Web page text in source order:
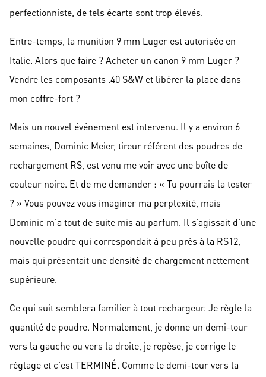
perfectionniste, de tels écarts sont trop élevés.
Entre-temps, la munition 9 mm Luger est autorisée en
Italie. Alors que faire ? Acheter un canon 9 mm Luger ?
Vendre les composants .40 S&W et libérer la place dans
mon coffre-fort ?
Mais un nouvel événement est intervenu. Il y a environ 6
semaines, Dominic Meier, tireur référent des poudres de
rechargement RS, est venu me voir avec une boîte de
couleur noire. Et de me demander : « Tu pourrais la tester
? » Vous pouvez vous imaginer ma perplexité, mais
Dominic m’a tout de suite mis au parfum. Il s’agissait d’une
nouvelle poudre qui correspondait à peu près à la RS12,
mais qui présentait une densité de chargement nettement
supérieure.
Ce qui suit semblera familier à tout rechargeur. Je règle la
quantité de poudre. Normalement, je donne un demi-tour
vers la gauche ou vers la droite, je repèse, je corrige le
réglage et c’est TERMINÉ. Comme le demi-tour vers la